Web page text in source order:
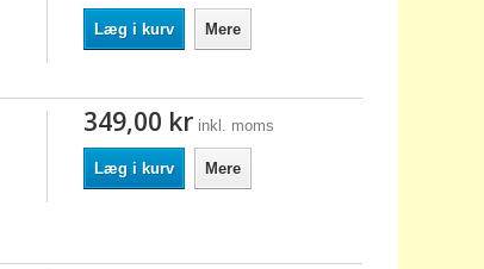
Læg i kurv Mere
349,00 kr inkl. moms
Læg i kurv Mere